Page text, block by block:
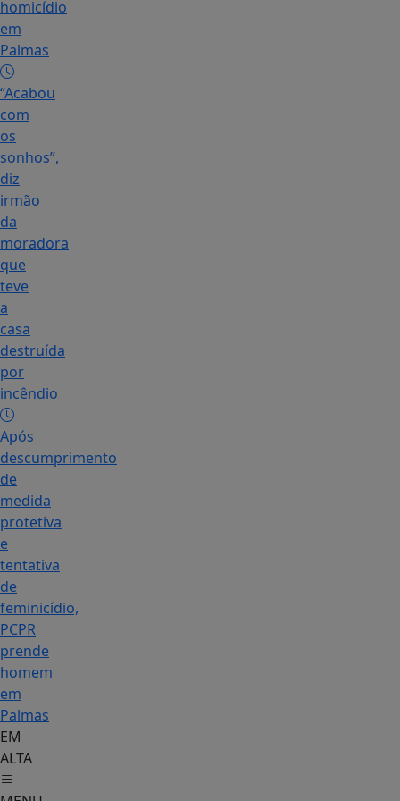
homicídio
em
Palmas
“Acabou
com
os
sonhos”,
diz
irmão
da
moradora
que
teve
a
casa
destruída
por
incêndio
Após
descumprimento
de
medida
protetiva
e
tentativa
de
feminicídio,
PCPR
prende
homem
em
Palmas
EM
ALTA